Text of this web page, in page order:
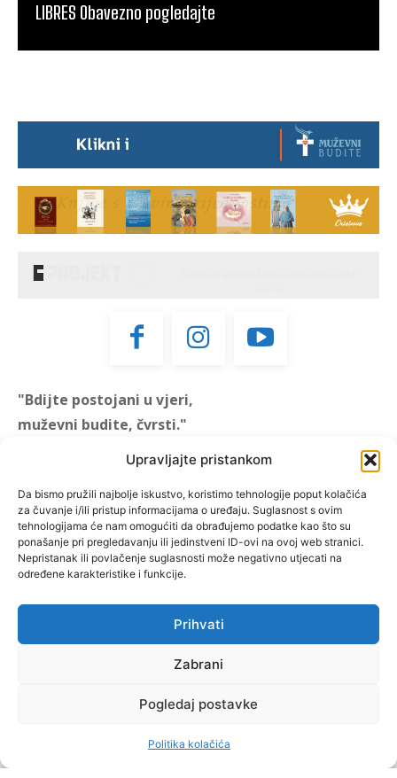
Upravljajte pristankom
Da bismo pružili najbolje iskustvo, koristimo tehnologije poput kolačića
za čuvanje i/ili pristup informacijama o uređaju. Suglasnost s ovim
tehnologijama će nam omogućiti da obrađujemo podatke kao što su
ponašanje pri pregledavanju ili jedinstveni ID-ovi na ovoj web stranici.
Nepristanak ili povlačenje suglasnosti može negativno utjecati na
određene karakteristike i funkcije.
Prihvati
Zabrani
Pogledaj postavke
Politika kolačića
LIBRES Obavezno pogledajte
"Bdijte postojani u vjeri,
muževni budite, čvrsti."
"Muževni budite" prvi je
hrvatski portal za katoličke
muškarce koji pokušava
reafirmirati u današnje
vrijeme itekako narušen
biblijski koncept muževnosti,
koji pokušavamo osvijetliti iz
više aspekata, prigodnih
rubrika i poticajnih inicijativa.